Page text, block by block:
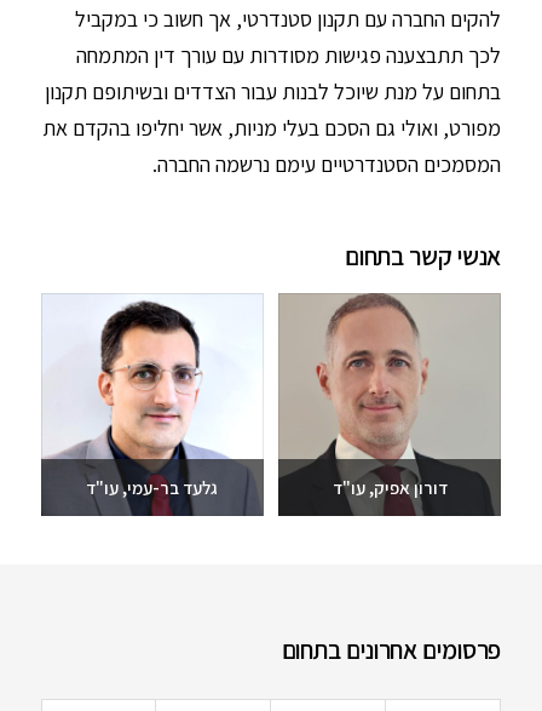
להקים החברה עם תקנון סטנדרטי, אך חשוב כי במקביל
לכך תתבצענה פגישות מסודרות עם עורך דין המתמחה
בתחום על מנת שיוכל לבנות עבור הצדדים ובשיתופם תקנון
מפורט, ואולי גם הסכם בעלי מניות, אשר יחליפו בהקדם את
המסמכים הסטנדרטיים עימם נרשמה החברה.
אנשי קשר בתחום
דורון אפיק, עו"ד גלעד בר-עמי, עו"ד
פרסומים אחרונים בתחום